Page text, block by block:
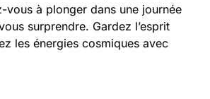
vous à plonger dans une journée
surprendre. Gardez l’esprit
les énergies cosmiques avec